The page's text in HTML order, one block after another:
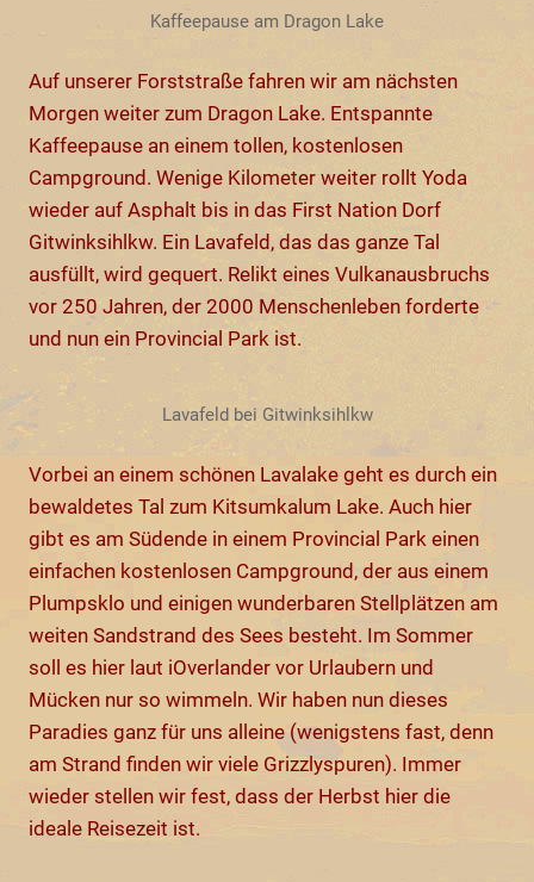
Kaffeepause am Dragon Lake
Auf unserer Forststraße fahren wir am nächsten
Morgen weiter zum Dragon Lake. Entspannte
Kaffeepause an einem tollen, kostenlosen
Campground. Wenige Kilometer weiter rollt Yoda
wieder auf Asphalt bis in das First Nation Dorf
Gitwinksihlkw. Ein Lavafeld, das das ganze Tal
ausfüllt, wird gequert. Relikt eines Vulkanausbruchs
vor 250 Jahren, der 2000 Menschenleben forderte
und nun ein Provincial Park ist.
Lavafeld bei Gitwinksihlkw
Vorbei an einem schönen Lavalake geht es durch ein
bewaldetes Tal zum Kitsumkalum Lake. Auch hier
gibt es am Südende in einem Provincial Park einen
einfachen kostenlosen Campground, der aus einem
Plumpsklo und einigen wunderbaren Stellplätzen am
weiten Sandstrand des Sees besteht. Im Sommer
soll es hier laut iOverlander vor Urlaubern und
Mücken nur so wimmeln. Wir haben nun dieses
Paradies ganz für uns alleine (wenigstens fast, denn
am Strand finden wir viele Grizzlyspuren). Immer
wieder stellen wir fest, dass der Herbst hier die
ideale Reisezeit ist.